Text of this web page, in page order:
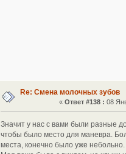
Re: Смена молочных зубов
« Ответ #138 : 08
Значит у нас с вами были разные
чтобы было место для маневра.
места, конечно было уже